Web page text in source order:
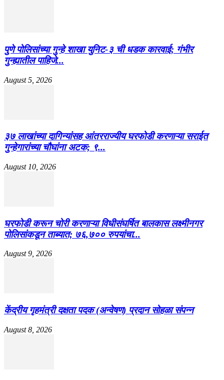
पुणे पोलिसांच्या गुन्हे शाखा युनिट-३ ची धडक कारवाई; गंभीर
गुन्ह्यातील पाहिजे...
August 5, 2026
३७ लाखांच्या दागिन्यांसह आंतरराज्यीय घरफोडी करणाऱ्या सराईत
गुन्हेगारांच्या चौघांना अटक; ९...
August 10, 2026
घरफोडी करून चोरी करणाऱ्या विधीसंघर्षित बालकास लक्ष्मीनगर
पोलिसांकडून ताब्यात; ७६,७०० रुपयांचा...
August 9, 2026
केंद्रीय गृहमंत्री दक्षता पदक (अन्वेषण) प्रदान सोहळा संपन्न
August 8, 2026